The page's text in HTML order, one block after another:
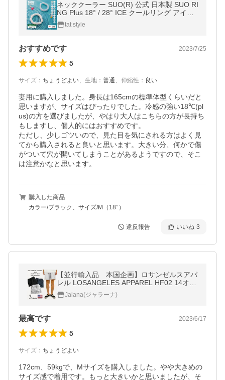
ネッククーラー SUO(R) 公式 日本製 SUO RI
NG Plus 18° / 28° ICE クールリング アイス
リング ネック クール 暑さ対策 熱中症対策
ひんやり 長時間 持続 爆買
tat style
おすすめです 2023/7/25
5
サイズ ： ちょうどよい、 生地 ： 普通、 伸縮性 ： 良い
妻用に購入しました。身長は165cmの標準体型くらいだと
思いますが、サイズはぴったりでした。冷感の強い18℃(pl
us)の方を選びましたが、やはり大人はこちらの方が長持ち
もしますし、個人的にはおすすめです。
ただし、少しゴツいので、見た目を気にされる方はよく見
てから購入されると良いと思います。大きい分、何かで傷
がついて穴が開いてしまうことがあるようですので、そこ
は注意かなと思います。
購入した商品
カラー/ブラック、サイズ/M（18°）
違反報告 いいね 3
【並行輸入品 本国企画】ロサンゼルスアパ
レル LOSANGELES APPAREL HF02 14オン
ス ヘビーフリース スウェットショーツ ｜ シ
ョートパンツ メンズ アメリカ製
Jalana(ジャラーナ)
最高です 2023/6/17
5
サイズ ： ちょうどよい
172cm、59kgで、Mサイズを購入しました。やや大きめの
サイズ感で着用です。もっと大きいかと思いましたが、そ